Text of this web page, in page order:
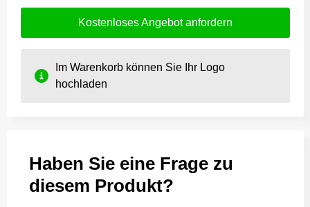
Kostenloses Angebot anfordern
Im Warenkorb können Sie Ihr Logo
hochladen
Haben Sie eine Frage zu
diesem Produkt?